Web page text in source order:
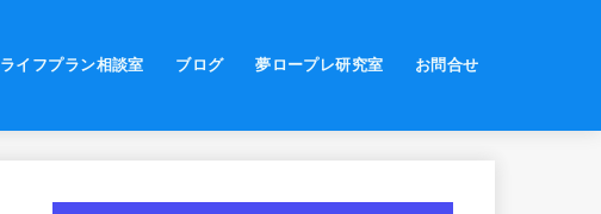
ライフプラン相談室 ブログ 夢ロープレ研究室 お問合せ